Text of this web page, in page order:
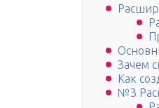
Зачем
Как
№3